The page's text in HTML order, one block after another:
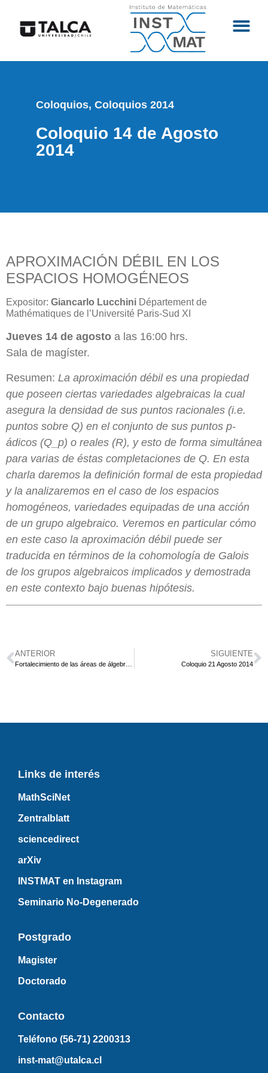
Coloquios, Coloquios 2014
Coloquio 14 de Agosto
2014
APROXIMACIÓN DÉBIL EN LOS
ESPACIOS HOMOGÉNEOS
Expositor: Giancarlo Lucchini Département de
Mathématiques de l’Université Paris-Sud XI
Jueves 14 de agosto a las 16:00 hrs.
Sala de magíster.
Resumen: La aproximación débil es una propiedad
que poseen ciertas variedades algebraicas la cual
asegura la densidad de sus puntos racionales (i.e.
puntos sobre Q) en el conjunto de sus puntos p-
ádicos (Q_p) o reales (R), y esto de forma simultánea
para varias de éstas completaciones de Q. En esta
charla daremos la definición formal de esta propiedad
y la analizaremos en el caso de los espacios
homogéneos, variedades equipadas de una acción
de un grupo algebraico. Veremos en particular cómo
en este caso la aproximación débil puede ser
traducida en términos de la cohomología de Galois
de los grupos algebraicos implicados y demostrada
en este contexto bajo buenas hipótesis.
ANTERIOR SIGUIENTE
Coloquio 21 Agosto 2014
Links de interés
MathSciNet
Zentralblatt
sciencedirect
arXiv
INSTMAT en Instagram
Seminario No-Degenerado
Postgrado
Magister
Doctorado
Contacto
Teléfono (56-71) 2200313
inst-mat@utalca.cl